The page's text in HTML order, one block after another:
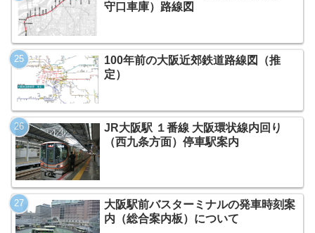
守口車庫）路線図
100年前の大阪近郊鉄道路線図（推
定）
JR大阪駅 １番線 大阪環状線内回り
（西九条方面）停車駅案内
大阪駅前バスターミナルの発車時刻案
内（総合案内板）について